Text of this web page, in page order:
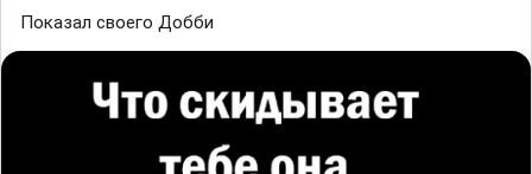
Показал своего Добби